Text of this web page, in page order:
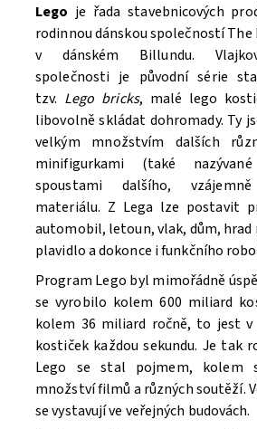
Souhlasím seZpracováním
Lego je řada stavebnicových
rodinnou dánskou společností The
v dánském Billundu.
společnosti je původní série
tzv. Lego bricks, malé lego
libovolně skládat dohromady. Ty
velkým množstvím dalších
minifigurkami (také
spoustami dalšího,
materiálu. Z Lega lze postavit
automobil, letoun, vlak, dům, hrad
plavidlo a dokonce i funkčního
Program Lego byl mimořádně
se vyrobilo kolem 600 miliard
kolem 36 miliard ročně, to jest v
kostiček každou sekundu. Je tak
Lego se stal pojmem, kolem
množství filmů a různých soutěží. V
se vystavují ve veřejných budovách.